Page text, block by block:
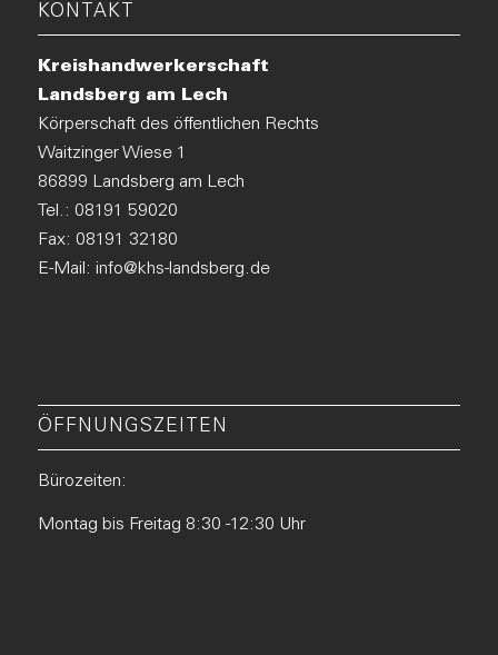
KONTAKT
Kreishandwerkerschaft
Landsberg am Lech
Körperschaft des öffentlichen Rechts
Waitzinger Wiese 1
86899 Landsberg am Lech
Tel.: 08191 59020
Fax: 08191 32180
E-Mail: info@khs-landsberg.de
ÖFFNUNGSZEITEN
Bürozeiten:
Montag bis Freitag 8:30 -12:30 Uhr